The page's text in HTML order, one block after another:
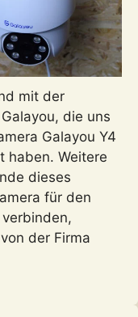
mit der
die uns
Galayou Y4
haben. Weitere
dieses
für den
der Firma